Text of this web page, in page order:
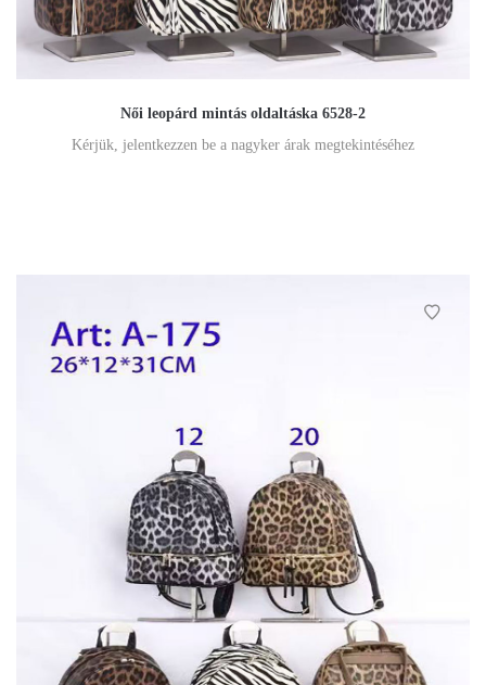
Női leopárd mintás oldaltáska 6528-2
Kérjük, jelentkezzen be a nagyker árak megtekintéséhez